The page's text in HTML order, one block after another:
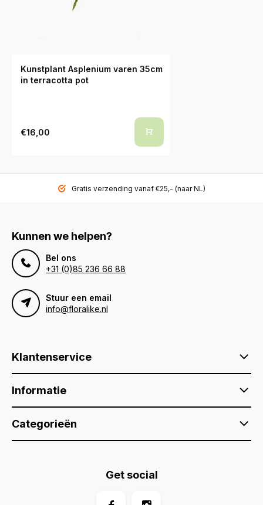
Kunstplant Asplenium varen 35cm
in terracotta pot
€16,00
Gratis verzending vanaf €25,- (naar NL)
Kunnen we helpen?
Bel ons
+31 (0)85 236 66 88
Stuur een email
info@floralike.nl
Klantenservice
Informatie
Categorieën
Get social